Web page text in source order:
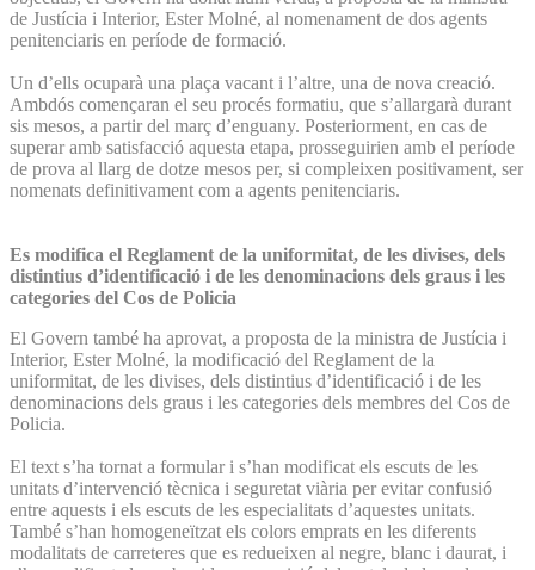
de Justícia i Interior, Ester Molné, al nomenament de dos agents
penitenciaris en període de formació.
Un d’ells ocuparà una plaça vacant i l’altre, una de nova creació.
Ambdós començaran el seu procés formatiu, que s’allargarà durant
sis mesos, a partir del març d’enguany. Posteriorment, en cas de
superar amb satisfacció aquesta etapa, prosseguirien amb el període
de prova al llarg de dotze mesos per, si compleixen positivament, ser
nomenats definitivament com a agents penitenciaris.
Es modifica el Reglament de la uniformitat, de les divises, dels
distintius d’identificació i de les denominacions dels graus i les
categories del Cos de Policia
El Govern també ha aprovat, a proposta de la ministra de Justícia i
Interior, Ester Molné, la modificació del Reglament de la
uniformitat, de les divises, dels distintius d’identificació i de les
denominacions dels graus i les categories dels membres del Cos de
Policia.
El text s’ha tornat a formular i s’han modificat els escuts de les
unitats d’intervenció tècnica i seguretat viària per evitar confusió
entre aquests i els escuts de les especialitats d’aquestes unitats.
També s’han homogeneïtzat els colors emprats en les diferents
modalitats de carreteres que es redueixen al negre, blanc i daurat, i